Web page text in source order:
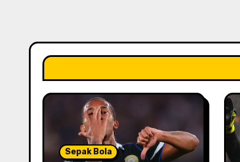
Sepak Bola